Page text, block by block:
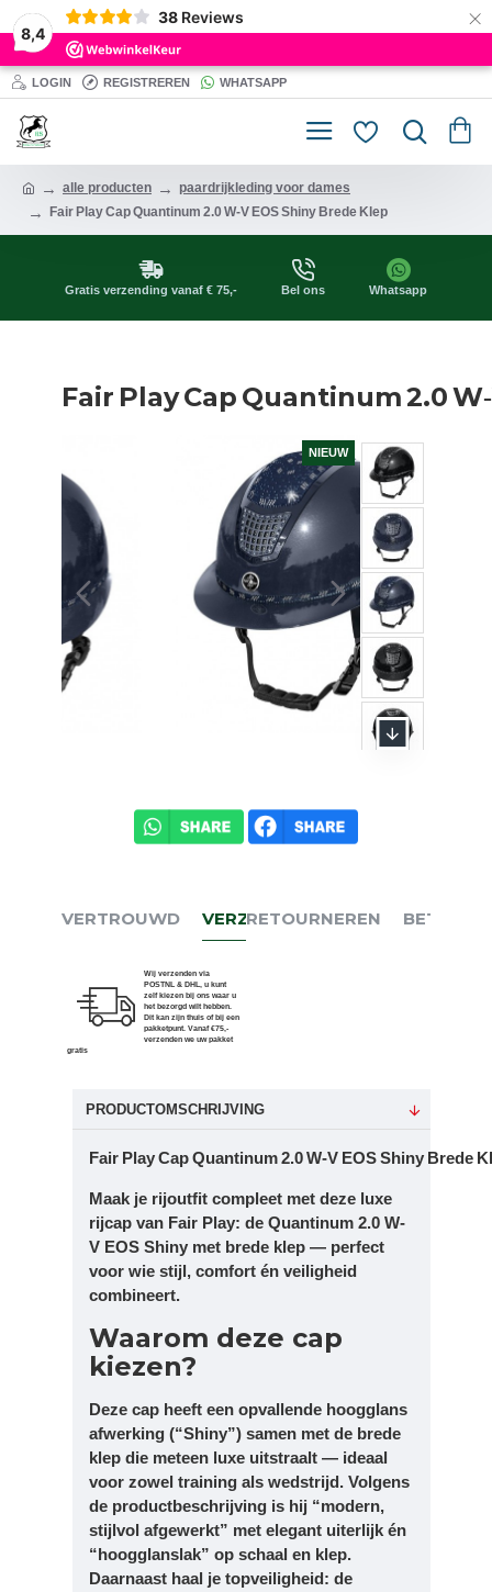
8,4
38 Reviews ×
LOGIN REGISTREREN WHATSAPP
alle producten
paardrijkleding voor dames
Fair Play Cap Quantinum 2.0 W‑V EOS Shiny Brede Klep
Gratis verzending vanaf € 75,- Bel ons Whatsapp
Fair Play Cap Quantinum 2.0
NIEUW
VERTROUWD VERZENDEN
Wij verzenden via
POSTNL & DHL, u kunt
zelf kiezen bij ons waar u
het bezorgd wilt hebben.
Dit kan zijn thuis of bij een
pakketpunt. Vanaf €75,-
verzenden we uw pakket
gratis
RETOURNEREN BETALEN
PRODUCTOMSCHRIJVING
Fair Play Cap Quantinum 2.0 W‑V EOS Shiny Brede
Maak je rijoutfit compleet met deze luxe
rijcap van Fair Play: de Quantinum 2.0 W-
V EOS Shiny met brede klep — perfect
voor wie stijl, comfort én veiligheid
combineert.
Waarom deze cap
kiezen?
Deze cap heeft een opvallende hoogglans
afwerking (“Shiny”) samen met de brede
klep die meteen luxe uitstraalt — ideaal
voor zowel training als wedstrijd. Volgens
de productbeschrijving is hij “modern,
stijlvol afgewerkt” met elegant uiterlijk én
“hoogglanslak” op schaal en klep.
Daarnaast haal je topveiligheid: de